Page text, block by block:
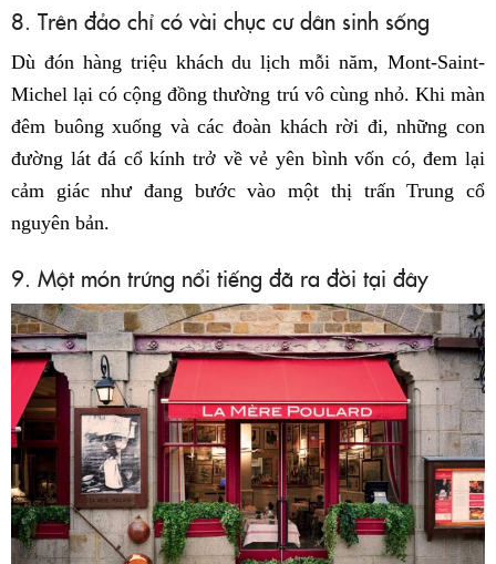
8. Trên đảo chỉ có vài chục cư dân sinh sống
Dù đón hàng triệu khách du lịch mỗi năm, Mont-Saint-
Michel lại có cộng đồng thường trú vô cùng nhỏ. Khi màn
đêm buông xuống và các đoàn khách rời đi, những con
đường lát đá cổ kính trở về vẻ yên bình vốn có, đem lại
cảm giác như đang bước vào một thị trấn Trung cổ
nguyên bản.
9. Một món trứng nổi tiếng đã ra đời tại đây